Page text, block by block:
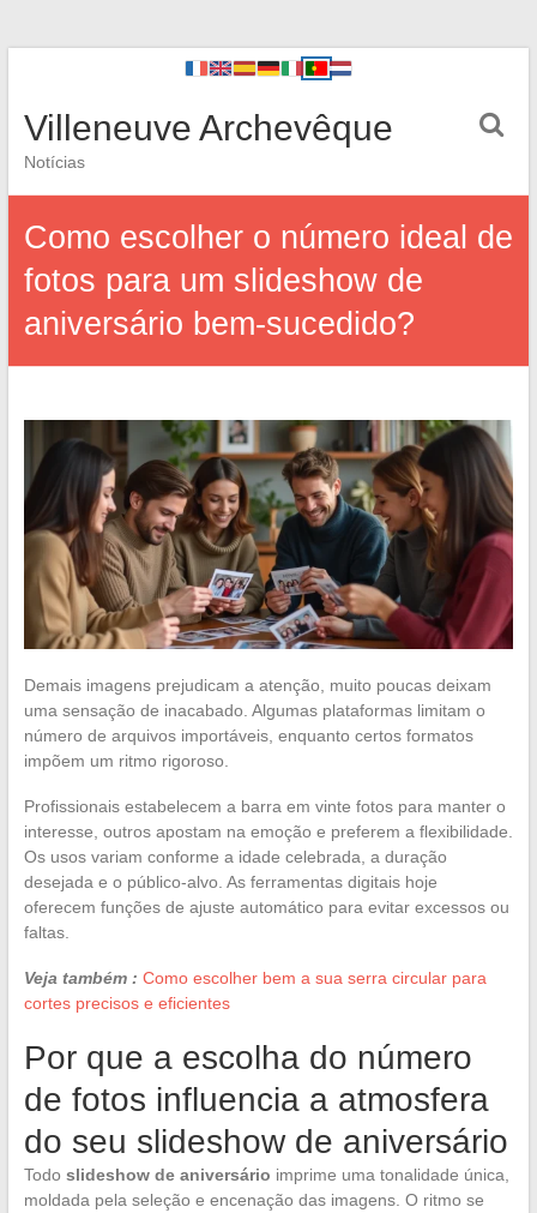
Villeneuve Archevêque
Notícias
Como escolher o número ideal de
fotos para um slideshow de
aniversário bem-sucedido?
Demais imagens prejudicam a atenção, muito poucas deixam
uma sensação de inacabado. Algumas plataformas limitam o
número de arquivos importáveis, enquanto certos formatos
impõem um ritmo rigoroso.
Profissionais estabelecem a barra em vinte fotos para manter o
interesse, outros apostam na emoção e preferem a flexibilidade.
Os usos variam conforme a idade celebrada, a duração
desejada e o público-alvo. As ferramentas digitais hoje
oferecem funções de ajuste automático para evitar excessos ou
faltas.
Veja também : Como escolher bem a sua serra circular para
cortes precisos e eficientes
Por que a escolha do número
de fotos influencia a atmosfera
do seu slideshow de aniversário
Todo slideshow de aniversário imprime uma tonalidade única,
moldada pela seleção e encenação das imagens. O ritmo se